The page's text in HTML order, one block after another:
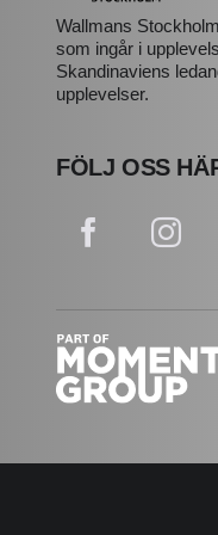
Wallmans
som ingår i
Skandinaviens
upplevelser.
FÖLJ OSS